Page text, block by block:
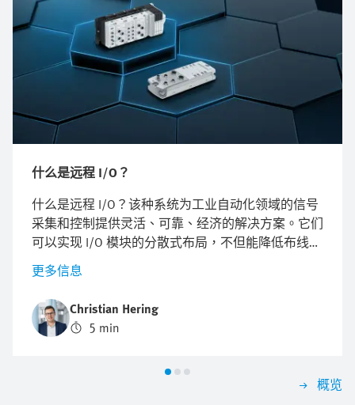
什么是远程 I/O？
什么是远程 I/O？该种系统为工业自动化领域的信号
采集和控制提供灵活、可靠、经济的解决方案。它们
可以实现 I/O 模块的分散式布局，不但能降低布线成
本，还能减少安装和维护工作量。
更多信息
Christian Hering
5 min
概览